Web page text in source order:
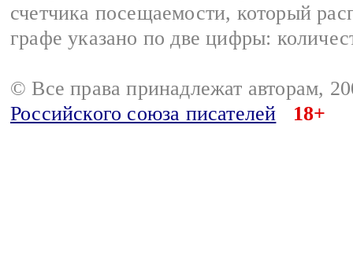
счетчика посещаемости, который
графе указано по две цифры:
© Все права принадлежат авторам,
Российского союза писателей
18+